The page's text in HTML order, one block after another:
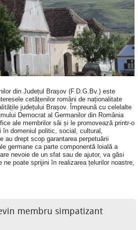
din Județul Brașov (F.D.G.Bv.) este
cetățenilor români de naționalitate
județului Brașov. Împreună cu celelalte
Democrat al Germanilor din România
ale membrilor săi și le promovează printr-o
domeniul politic, social, cultural,
au drept scop garantarea perpetuării
germane ca parte componentă loială a
nevoie de un sfat sau de ajutor, va găsi
poate sprijini în realizarea țelurilor noastre,
membru simpatizant